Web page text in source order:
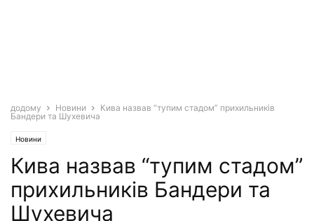
додому Новини
Кива назвав “тупим стадом” прихильників
Бандери та Шухевича
Новини
Кива назвав “тупим стадом”
прихильників Бандери та
Шухевича